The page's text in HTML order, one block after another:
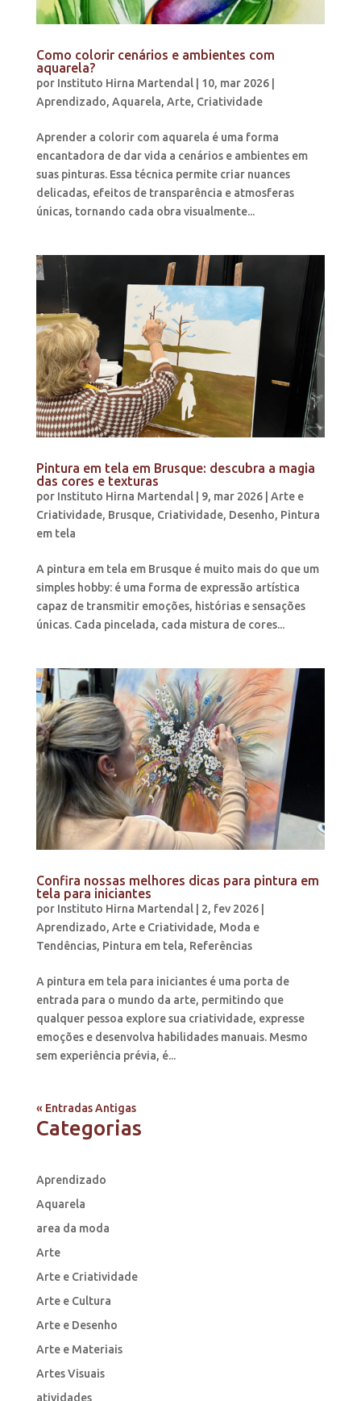
Como colorir cenários e ambientes com
aquarela?
por Instituto Hirna Martendal| 10, mar 2026|
Aprendizado, Aquarela, Arte, Criatividade
Aprender a colorir com aquarela é uma forma
encantadora de dar vida a cenários e ambientes em
suas pinturas. Essa técnica permite criar nuances
delicadas, efeitos de transparência e atmosferas
únicas, tornando cada obra visualmente...
Pintura em tela em Brusque: descubra a magia
das cores e texturas
por Instituto Hirna Martendal| 9, mar 2026| Arte e
Criatividade, Brusque, Criatividade, Desenho, Pintura
em tela
A pintura em tela em Brusque é muito mais do que um
simples hobby: é uma forma de expressão artística
capaz de transmitir emoções, histórias e sensações
únicas. Cada pincelada, cada mistura de cores...
Confira nossas melhores dicas para pintura em
tela para iniciantes
por Instituto Hirna Martendal| 2, fev 2026|
Aprendizado, Arte e Criatividade, Moda e
Tendências, Pintura em tela, Referências
A pintura em tela para iniciantes é uma porta de
entrada para o mundo da arte, permitindo que
qualquer pessoa explore sua criatividade, expresse
emoções e desenvolva habilidades manuais. Mesmo
sem experiência prévia, é...
« Entradas Antigas
Categorias
Aprendizado
Aquarela
area da moda
Arte
Arte e Criatividade
Arte e Cultura
Arte e Desenho
Arte e Materiais
Artes Visuais
atividades